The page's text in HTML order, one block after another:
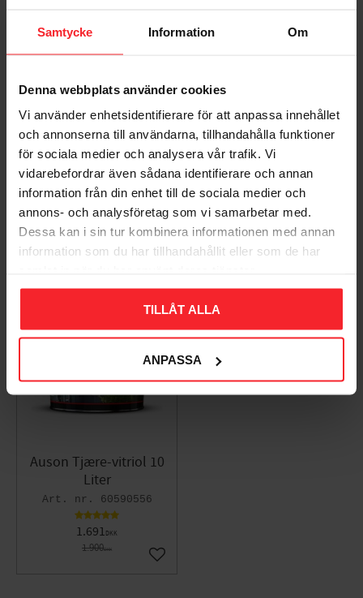
Samtycke Information Om
Denna webbplats använder cookies
Vi använder enhetsidentifierare för att anpassa innehållet
och annonserna till användarna, tillhandahålla funktioner
för sociala medier och analysera vår trafik. Vi
vidarebefordrar även sådana identifierare och annan
information från din enhet till de sociala medier och
annons- och analysföretag som vi samarbetar med.
Dessa kan i sin tur kombinera informationen med annan
information som du har tillhandahållit eller som de har
TILLÅT ALLA
ANPASSA
Bliv den første, der giver en bedømmelse.
Populära produkter
Auson Tjære-vitriol 10
Liter
60590556
1.691DKK
1.900DKK
11%
Gem som favorit